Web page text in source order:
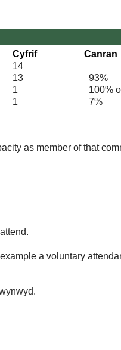
Cyfrif
Canran
14
13
93%
1
100%
1
7%
as member of that
a voluntary